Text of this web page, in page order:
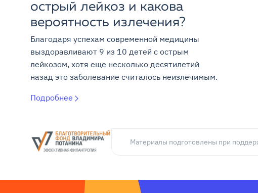
острый лейкоз и какова
вероятность излечения?
Благодаря успехам современной медицины
выздоравливают 9 из 10 детей с острым
лейкозом, хотя еще несколько десятилетий
назад это заболевание считалось неизлечимым.
Подробнее
Материалы подготовлены при